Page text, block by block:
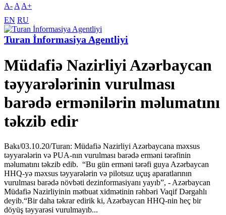
A- A A+
EN RU
Turan İnformasiya Agentliyi
Müdafiə Nazirliyi Azərbaycan
təyyarələrinin vurulması
barədə ermənilərin məlumatını
təkzib edir
Bakı/03.10.20/Turan: Müdafiə Nazirliyi Azərbaycana məxsus
təyyarələrin və PUA-nın vurulması barədə erməni tərəfinin
məlumatını təkzib edib. “Bu gün erməni tərəfi guya Azərbaycan
HHQ-yə məxsus təyyarələrin və pilotsuz uçuş aparatlarının
vurulması barədə növbəti dezinformasiyanı yayıb”, - Azərbaycan
Müdafiə Nazirliyinin mətbuat xidmətinin rəhbəri Vaqif Dərgahlı
deyib.“Bir daha təkrar edirik ki, Azərbaycan HHQ-nin heç bir
döyüş təyyarəsi vurulmayıb...